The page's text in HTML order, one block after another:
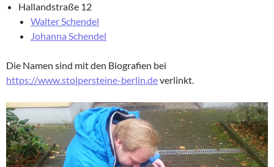
Hallandstraße 12
Walter Schendel
Johanna Schendel
Die Namen sind mit den Biografien bei
https://www.stolpersteine-berlin.deverlinkt.